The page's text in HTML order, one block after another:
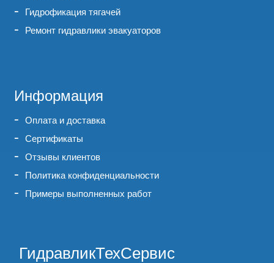
Гидрофикация тягачей
Ремонт гидравлики эвакуаторов
Информация
Оплата и доставка
Сертификаты
Отзывы клиентов
Политика конфиденциальности
Примеры выполненных работ
ГидравликТехСервис